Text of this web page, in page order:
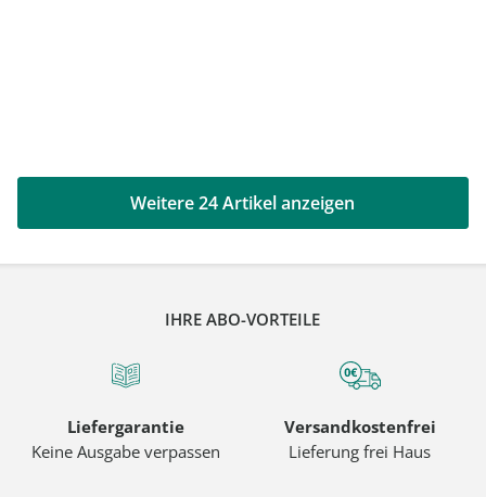
Weitere 24 Artikel anzeigen
IHRE ABO-VORTEILE
Liefergarantie
Keine Ausgabe verpassen
Versandkostenfrei
Lieferung frei Haus